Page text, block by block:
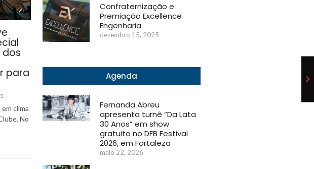
dos
para
clima
No
Confraternização e
Premiação Excellence
Engenharia
dezembro 15, 2025
Agenda
Fernanda Abreu
apresenta turnê “Da Lata
30 Anos” em show
gratuito no DFB Festival
2026, em Fortaleza
maio 22, 2026